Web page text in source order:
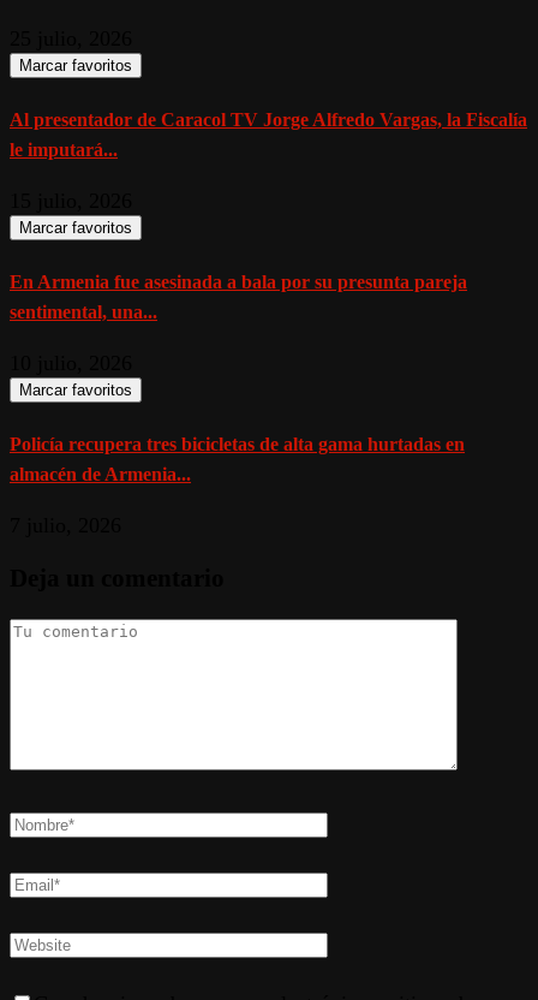
Marcar favoritos
Al presentador de Caracol TV Jorge Alfredo Vargas, la Fiscalía
le imputará...
Marcar favoritos
En Armenia fue asesinada a bala por su presunta pareja
sentimental, una...
Marcar favoritos
Policía recupera tres bicicletas de alta gama hurtadas en
almacén de Armenia...